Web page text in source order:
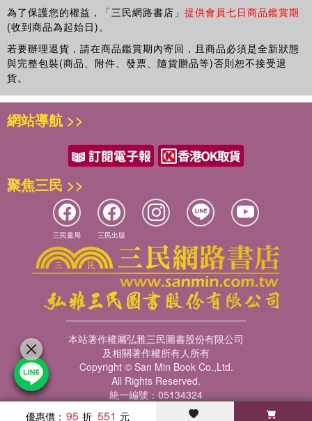
最好的英語成長書──對的，本書也有英文版喔！非常歡迎一起搭
配閱讀！你會發現本書作者在分享與訴說故事時，納入了很多實用
趣且平易近人。因此，閱讀這本書的英文版可以有效地提升你的英
語能力。只要每天細讀幾頁，就能有效地提高你的英語水準、參透
英文中的獨特表達方式，還能幫你看懂更多英語笑話，成為一位富
有幽默感且有涵養的外語使用者！（聽起來真的很不錯，對吧？）
它放在床頭，讓它成為你個人成長和學術進步路上的好夥伴。衷心
祝福你在這段學習和探索的旅程中找到無比的喜樂和成就感！畢竟
同為學術寫作大家庭的一分子，不要害羞，讓我們牽著你的手一起
在這條學術道路上共同成長吧！
6. 如何聰明使用 AI？
7. 國王與他的軍師（下）：坐穩你的王位
8. 結論
9. 牛刀小試
本章重點回顧
牛刀小試參考答案
五 我們寫作的那些小事：剖析學術論文寫作的眉眉角角
1. 學術寫作是什麼？
2. 為什麼要這樣寫？
3. 讓論文更有「學術味」：該做的事
4. 讓論文更有「學術味」：不該做的事
5. 暢遊茫茫學海：掌握學術寫作的竅門
6. 最後⋯⋯（但還不是最後）
7. 牛刀小試
本章重點回顧
牛刀小試參考答案
六 比困難更困難的起頭：緒論
1. 第一步：我做的是哪一種研究？
2. 緒論要素圖說：另一隻襪子呢？
3. 牛刀小試
本章重點回顧
七 文獻中的魔術師：文獻回顧
為了達成這個目標，文獻回顧也應該為你的研究提供客觀的支持證
據，幫助你建立有力的論據，而你也可以利用這個客觀性來解釋這
些支持證據。等等，這是什麼繞口令？我知道聽起來有些矛盾，但
別急，我們會一步步教你該怎麼做！
偵探唬爾摩斯和譁生醫生的辦案日常，看看是否能學到一些連結資
《唬爾摩斯與譁生》第七集
偵探唬爾摩斯和譁生醫生接到一個案子，說有個超級富豪被勒索
了，他不斷接到陌生來電，威脅他匯款一百萬美元到一個祕密帳
戶，如果不照做，就要將他見不得人的祕密公諸於世。
偵探二人組找到了不少線索，決定一起討論、統整他們的發現。
譁生醫生：我找到了一些線索—拋棄式手機、可疑人物的監控畫
面，以及丟棄手機的垃圾桶旁找到的腳印。
偵探唬爾摩斯：好，所以咧？
偵探唬爾摩斯：但是你根本沒有整理它們啊！
譁生醫生：什麼意思？
偵探唬爾摩斯：你要知道，光憑這些線索本身，是無從得知太多關
於犯人的事的。我們需要把它們連結起來，進行一些推論，才能讓
這些沒頭沒尾的資訊變成有意義的線索。
譁生醫生：那請教博學多聞的唬爾摩斯閣下，我該怎麼做呢？
為了保護您的權益，「三民網路書店」 提供會員七日商品鑑賞期
(收到商品為起始日)。
若要辦理退貨，請在商品鑑賞期內寄回，且商品必須是全新狀態
與完整包裝(商品、附件、發票、隨貨贈品等)否則恕不接受退
貨。
優惠價： 95 551
網站導航 >>
聚焦三民 >>
三民書局 三民出版
本站著作權屬弘雅三民圖書股份有限公司
及相關著作權所有人所有
Copyright © San Min Book Co.,Ltd.
All Rights Reserved.
統一編號：05134324